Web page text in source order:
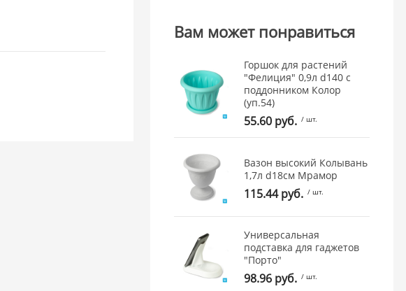
Вам может понравиться
Горшок для растений
"Фелиция" 0,9л d140 с
поддонником Колор
(уп.54)
55.60 руб. / шт.
Вазон высокий Колывань
1,7л d18см Мрамор
115.44 руб. / шт.
Универсальная
подставка для гаджетов
"Порто"
98.96 руб. / шт.